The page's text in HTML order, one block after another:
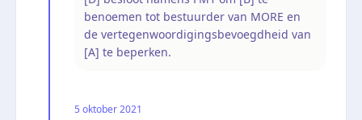
benoemen tot bestuurder van MORE en
de vertegenwoordigingsbevoegdheid van
[A] te beperken.
5 oktober 2021